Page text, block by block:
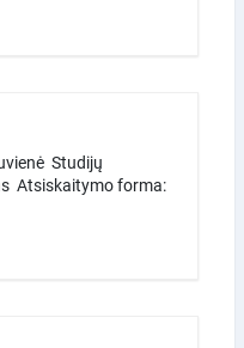
Studijų
Atsiskaitymo forma: